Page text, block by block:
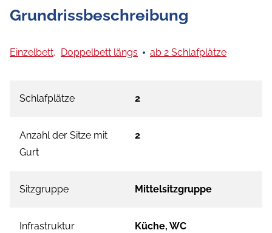
Grundrissbeschreibung
Einzelbett, Doppelbett längs ab 2 Schlafplätze
Schlafplätze 2
Anzahl der Sitze mit
Gurt
2
Sitzgruppe Mittelsitzgruppe
Infrastruktur Küche, WC